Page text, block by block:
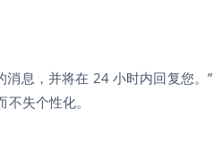
息，并将在 24 小时内回复您。”
失个性化。